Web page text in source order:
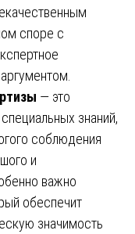
споре с
— это
знаний,
соблюдения
и
важно
обеспечит
значимость